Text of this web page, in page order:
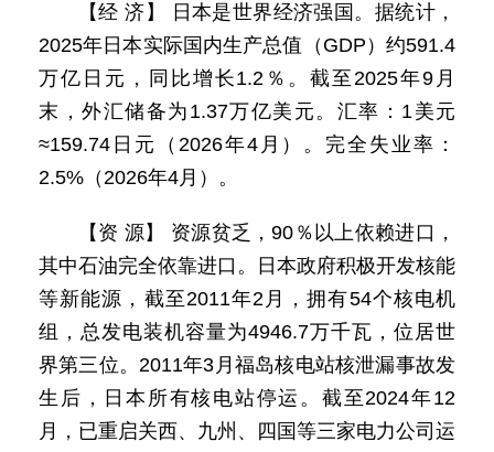
【经 济】 日本是世界经济强国。据统计，
2025年日本实际国内生产总值（GDP）约591.4
万亿日元，同比增长1.2％。截至2025年9月
末，外汇储备为1.37万亿美元。汇率：1美元
≈159.74日元（2026年4月）。完全失业率：
2.5%（2026年4月）。
【资 源】 资源贫乏，90％以上依赖进口，
其中石油完全依靠进口。日本政府积极开发核能
等新能源，截至2011年2月，拥有54个核电机
组，总发电装机容量为4946.7万千瓦，位居世
界第三位。2011年3月福岛核电站核泄漏事故发
生后，日本所有核电站停运。截至2024年12
月，已重启关西、九州、四国等三家电力公司运